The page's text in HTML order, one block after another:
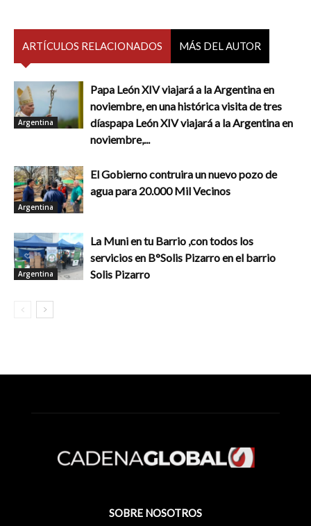
ARTÍCULOS RELACIONADOS MÁS DEL AUTOR
Argentina
Papa León XIV viajará a la Argentina en
noviembre, en una histórica visita de tres
díaspapa León XIV viajará a la Argentina en
noviembre,...
Argentina
El Gobierno contruira un nuevo pozo de
agua para 20.000 Mil Vecinos
Argentina
La Muni en tu Barrio ,con todos los
servicios en B°Solis Pizarro en el barrio
Solis Pizarro
SOBRE NOSOTROS